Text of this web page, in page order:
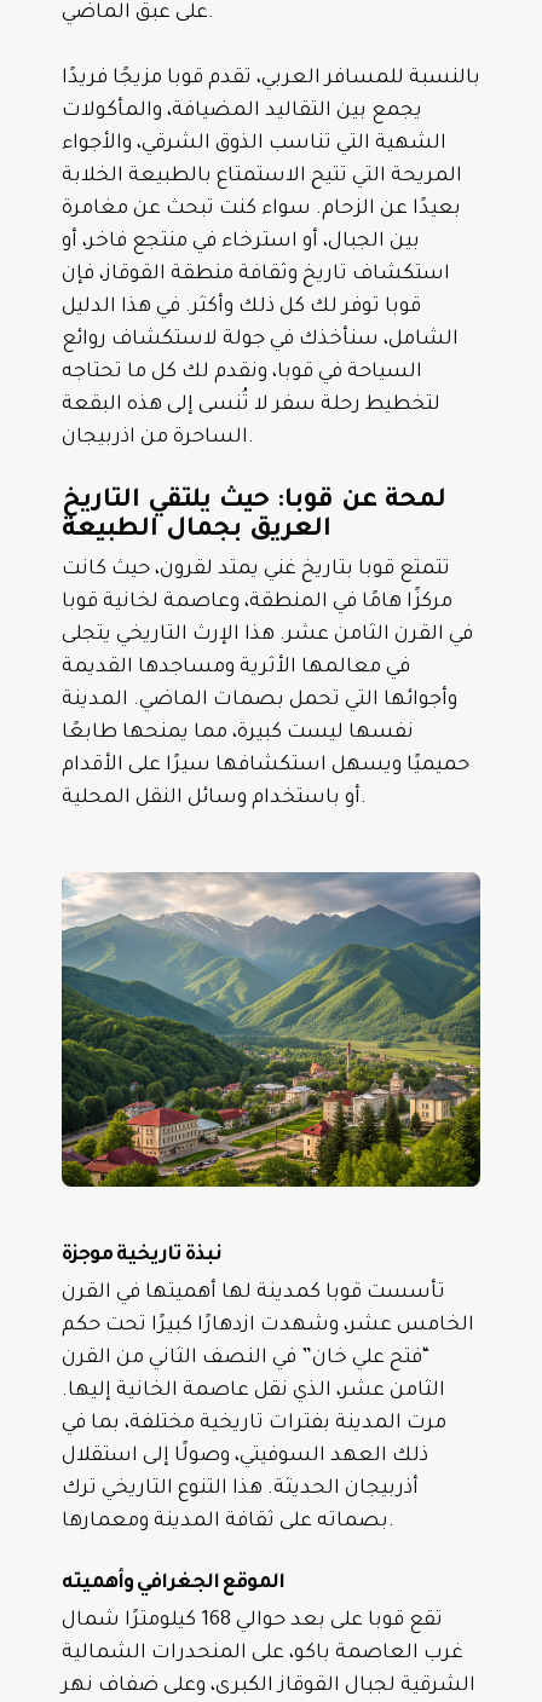
على عبق الماضي.
بالنسبة للمسافر العربي، تقدم قوبا مزيجًا فريدًا
يجمع بين التقاليد المضيافة، والمأكولات
الشهية التي تناسب الذوق الشرقي، والأجواء
المريحة التي تتيح الاستمتاع بالطبيعة الخلابة
بعيدًا عن الزحام. سواء كنت تبحث عن مغامرة
بين الجبال، أو استرخاء في منتجع فاخر، أو
استكشاف تاريخ وثقافة منطقة القوقاز، فإن
قوبا توفر لك كل ذلك وأكثر. في هذا الدليل
الشامل، سنأخذك في جولة لاستكشاف روائع
السياحة في قوبا، ونقدم لك كل ما تحتاجه
لتخطيط رحلة سفر لا تُنسى إلى هذه البقعة
الساحرة من اذربيجان.
لمحة عن قوبا: حيث يلتقي التاريخ
العريق بجمال الطبيعة
تتمتع قوبا بتاريخ غني يمتد لقرون، حيث كانت
مركزًا هامًا في المنطقة، وعاصمة لخانية قوبا
في القرن الثامن عشر. هذا الإرث التاريخي يتجلى
في معالمها الأثرية ومساجدها القديمة
وأجوائها التي تحمل بصمات الماضي. المدينة
نفسها ليست كبيرة، مما يمنحها طابعًا
حميميًا ويسهل استكشافها سيرًا على الأقدام
أو باستخدام وسائل النقل المحلية.
نبذة تاريخية موجزة
تأسست قوبا كمدينة لها أهميتها في القرن
الخامس عشر، وشهدت ازدهارًا كبيرًا تحت حكم
“فتح علي خان” في النصف الثاني من القرن
الثامن عشر، الذي نقل عاصمة الخانية إليها.
مرت المدينة بفترات تاريخية مختلفة، بما في
ذلك العهد السوفيتي، وصولًا إلى استقلال
أذربيجان الحديثة. هذا التنوع التاريخي ترك
بصماته على ثقافة المدينة ومعمارها.
الموقع الجغرافي وأهميته
تقع قوبا على بعد حوالي 168 كيلومترًا شمال
غرب العاصمة باكو، على المنحدرات الشمالية
الشرقية لجبال القوقاز الكبرى، وعلى ضفاف نهر